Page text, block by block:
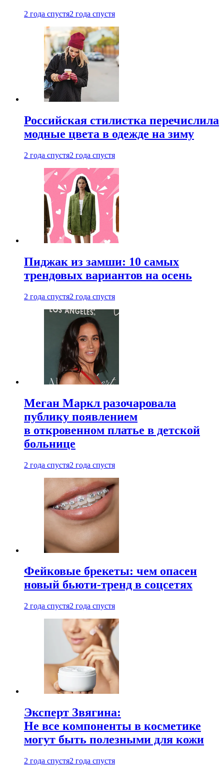
2 года спустя2 года спустя
Российская стилистка перечислила
модные цвета в одежде на зиму
2 года спустя2 года спустя
Пиджак из замши: 10 самых
трендовых вариантов на осень
2 года спустя2 года спустя
Меган Маркл разочаровала
публику появлением
в откровенном платье в детской
больнице
2 года спустя2 года спустя
Фейковые брекеты: чем опасен
новый бьюти-тренд в соцсетях
2 года спустя2 года спустя
Эксперт Звягина:
Не все компоненты в косметике
могут быть полезными для кожи
2 года спустя2 года спустя